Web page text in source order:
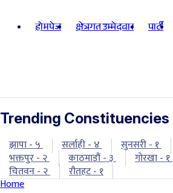
होमपेज क्षेत्रगत उम्मेदवार पार्टी
Trending Constituencies
झापा - ५ सर्लाही - ४ सुनसरी - १
भक्तपुर - २
काठमाडौं - ३ गोरखा - १
चितवन - २
रौतहट - १
Home